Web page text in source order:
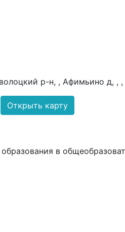
р-н, , Афимьино д, , ,
Открыть карту
в